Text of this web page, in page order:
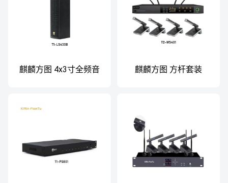
麒麟方图 4x3寸全频音
麒麟方图 方杆套装